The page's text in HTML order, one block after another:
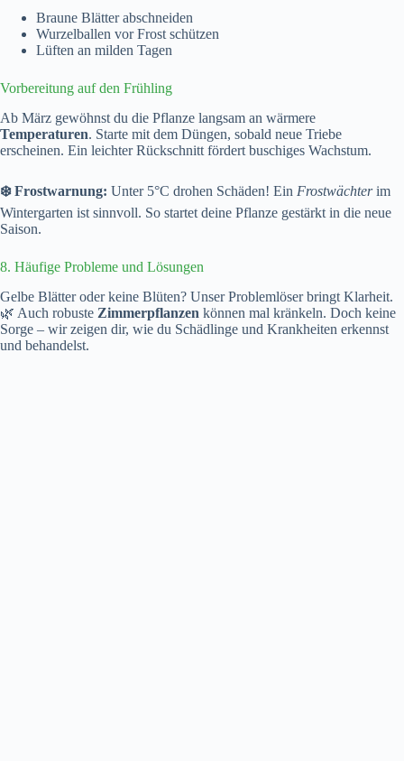
Braune Blätter abschneiden
Wurzelballen vor Frost schützen
Lüften an milden Tagen
Vorbereitung auf den Frühling
Ab März gewöhnst du die Pflanze langsam an wärmere
Temperaturen. Starte mit dem Düngen, sobald neue Triebe
erscheinen. Ein leichter Rückschnitt fördert buschiges Wachstum.
❄️ Frostwarnung: Unter 5°C drohen Schäden! Ein Frostwächterim
Wintergarten ist sinnvoll. So startet deine Pflanze gestärkt in die neue
Saison.
8. Häufige Probleme und Lösungen
Gelbe Blätter oder keine Blüten? Unser Problemlöser bringt Klarheit.
🌿 Auch robuste Zimmerpflanzen können mal kränkeln. Doch keine
Sorge – wir zeigen dir, wie du Schädlinge und Krankheiten erkennst
und behandelst.